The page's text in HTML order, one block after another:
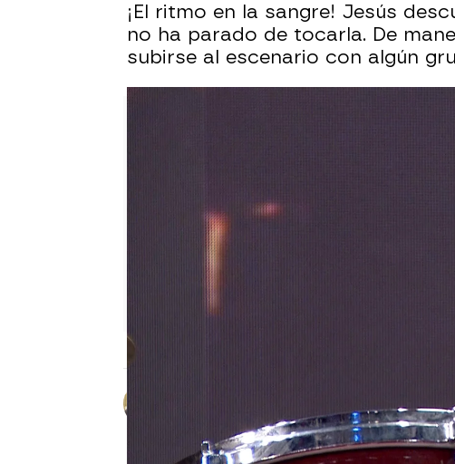
¡El ritmo en la sangre! Jesús
no ha parado de tocarla. De
subirse al escenario con algún
Publicado:16 de agosto de 2024, 11:27